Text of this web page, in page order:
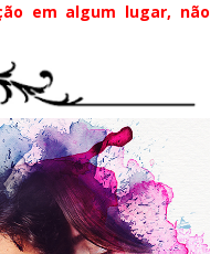
em algum lugar, não